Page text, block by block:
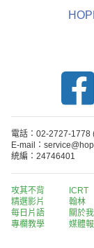
電話：02-2727-1778
E-mail：
統編：24746401
攻其不背
精選影片
每日片語
專欄教學
ICRT
翰林
關於
媒體